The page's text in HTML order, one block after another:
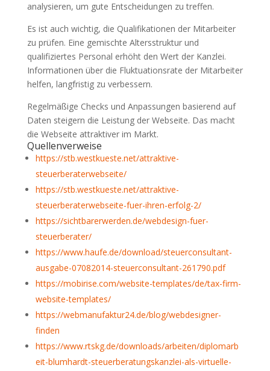
analysieren, um gute Entscheidungen zu treffen.
Es ist auch wichtig, die Qualifikationen der Mitarbeiter
zu prüfen. Eine gemischte Altersstruktur und
qualifiziertes Personal erhöht den Wert der Kanzlei.
Informationen über die Fluktuationsrate der Mitarbeiter
helfen, langfristig zu verbessern.
Regelmäßige Checks und Anpassungen basierend auf
Daten steigern die Leistung der Webseite. Das macht
die Webseite attraktiver im Markt.
Quellenverweise
https://stb.westkueste.net/attraktive-
steuerberaterwebseite/
https://stb.westkueste.net/attraktive-
steuerberaterwebseite-fuer-ihren-erfolg-2/
https://sichtbarerwerden.de/webdesign-fuer-
steuerberater/
https://www.haufe.de/download/steuerconsultant-
ausgabe-07082014-steuerconsultant-261790.pdf
https://mobirise.com/website-templates/de/tax-firm-
website-templates/
https://webmanufaktur24.de/blog/webdesigner-
finden
https://www.rtskg.de/downloads/arbeiten/diplomarb
eit-blumhardt-steuerberatungskanzlei-als-virtuelle-